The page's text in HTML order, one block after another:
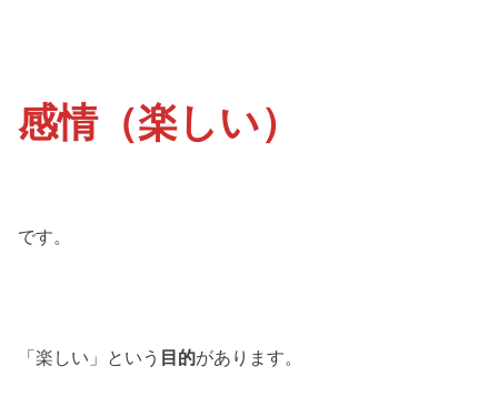
感情（楽しい）
です。
「楽しい」という 目的があります。